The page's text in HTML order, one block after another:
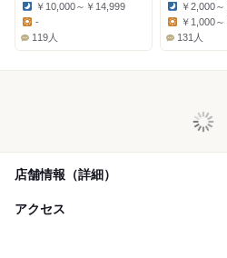
Dinner:
￥10,000～￥14,999
-
119人
Dinner:
￥2,000
￥1,000
131人
店舗情報（詳細）
アクセス